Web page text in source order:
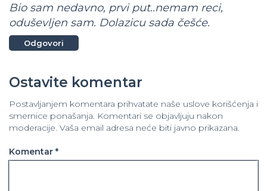
Bio sam nedavno, prvi put..nemam reci,
oduševljen sam. Dolazicu sada češće.
Odgovori
Ostavite komentar
Postavljanjem komentara prihvatate naše uslove korišćenja i
smernice ponašanja. Komentari se objavljuju nakon
moderacije. Vaša email adresa neće biti javno prikazana.
Komentar *